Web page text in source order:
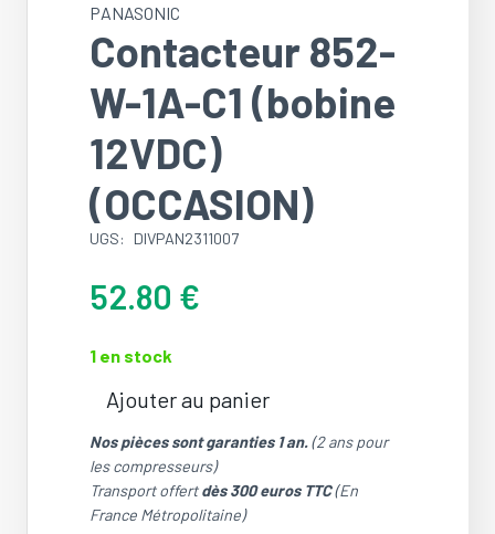
PANASONIC
Contacteur 852-
W-1A-C1 (bobine
12VDC)
(OCCASION)
UGS: DIVPAN2311007
52.80 €
1 en stock
quantité
de
Contacteur
852-
W-
Ajouter au panier
Nos pièces sont garanties 1 an.(2 ans pour
les compresseurs)
Transport offertdès 300 euros TTC(En
France Métropolitaine)